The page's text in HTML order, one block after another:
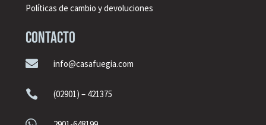
Políticas de cambio y devoluciones
CONTACTO
 info@casafuegia.com
 (02901) – 421375